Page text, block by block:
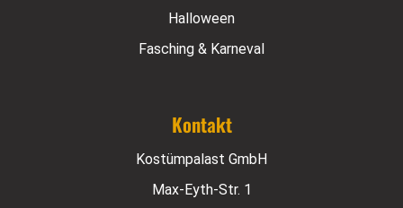
Halloween
Fasching & Karneval
Kontakt
Kostümpalast GmbH
Max-Eyth-Str. 1